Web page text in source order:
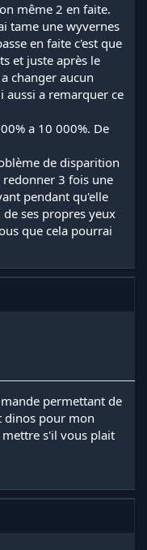
même 2 en faite.
tame une wyvernes
en faite c'est que
et juste après le
changer aucun
aussi a remarquer ce
a 10 000%. De
de disparition
3 fois une
pendant qu'elle
ses propres yeux
que cela pourrai
permettant de
dinos pour mon
s'il vous plait